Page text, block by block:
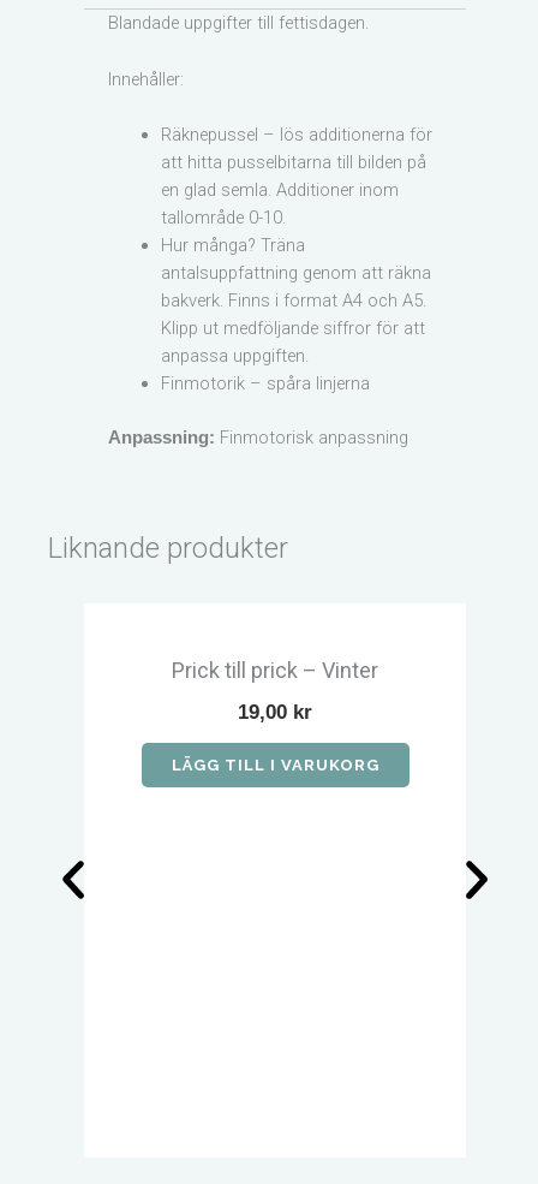
Blandade uppgifter till fettisdagen.
Innehåller:
Räknepussel – lös additionerna för
att hitta pusselbitarna till bilden på
en glad semla. Additioner inom
tallområde 0-10.
Hur många? Träna
antalsuppfattning genom att räkna
bakverk. Finns i format A4 och A5.
Klipp ut medföljande siffror för att
anpassa uppgiften.
Finmotorik – spåra linjerna
Anpassning: Finmotorisk anpassning
Liknande produkter
Prick till prick – Vinter
19,00 kr
LÄGG TILL I VARUKORG